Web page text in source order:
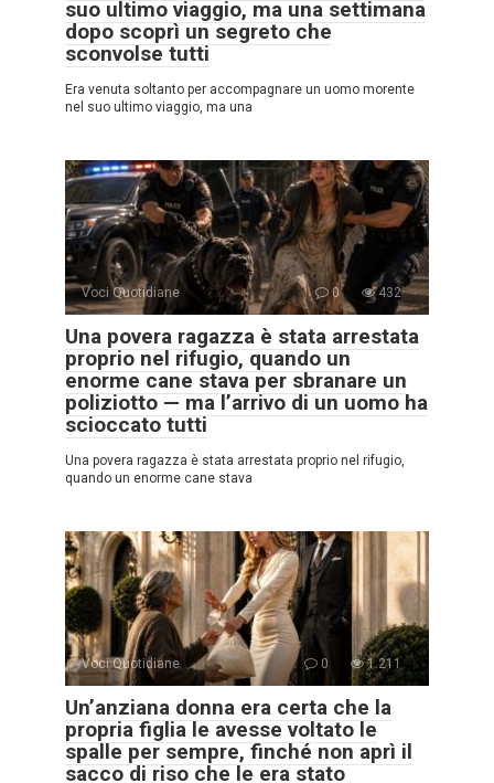
suo ultimo viaggio, ma una settimana
dopo scoprì un segreto che
sconvolse tutti
Era venuta soltanto per accompagnare un uomo morente
nel suo ultimo viaggio, ma una
Voci Quotidiane 0 432
Una povera ragazza è stata arrestata
proprio nel rifugio, quando un
enorme cane stava per sbranare un
poliziotto — ma l’arrivo di un uomo ha
scioccato tutti
Una povera ragazza è stata arrestata proprio nel rifugio,
quando un enorme cane stava
Voci Quotidiane 0 1.211
Un’anziana donna era certa che la
propria figlia le avesse voltato le
spalle per sempre, finché non aprì il
sacco di riso che le era stato